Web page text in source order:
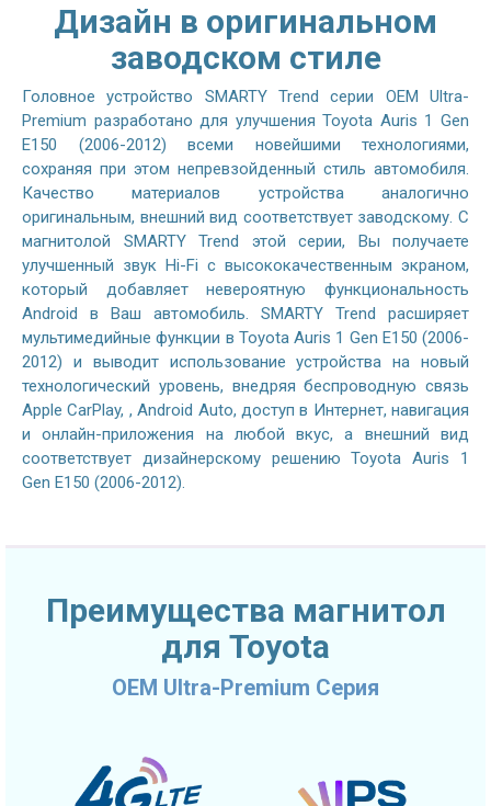
Дизайн в оригинальном
заводском стиле
Головное устройство SMARTY Trend серии OEM Ultra-
Premium разработано для улучшения Toyota Auris 1 Gen
E150 (2006-2012) всеми новейшими технологиями,
сохраняя при этом непревзойденный стиль автомобиля.
Качество материалов устройства аналогично
оригинальным, внешний вид соответствует заводскому. С
магнитолой SMARTY Trend этой серии, Вы получаете
улучшенный звук Hi-Fi с высококачественным экраном,
который добавляет невероятную функциональность
Android в Ваш автомобиль. SMARTY Trend расширяет
мультимедийные функции в Toyota Auris 1 Gen E150 (2006-
2012) и выводит использование устройства на новый
технологический уровень, внедряя беспроводную связь
Apple CarPlay, , Android Auto, доступ в Интернет, навигация
и онлайн-приложения на любой вкус, а внешний вид
соответствует дизайнерскому решению Toyota Auris 1
Gen E150 (2006-2012).
Преимущества магнитол
для Toyota
OEM Ultra-Premium Серия